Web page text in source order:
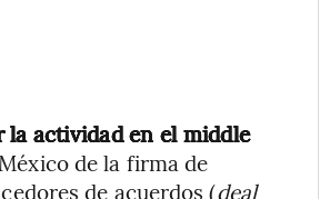
la actividad en el middle
de la firma de
de acuerdos (deal